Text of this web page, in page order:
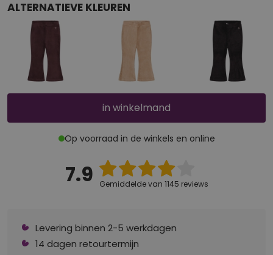
ALTERNATIEVE KLEUREN
in winkelmand
Op voorraad in de winkels en online
7.9 Gemiddelde van 1145 reviews
Levering binnen 2-5 werkdagen
14 dagen retourtermijn